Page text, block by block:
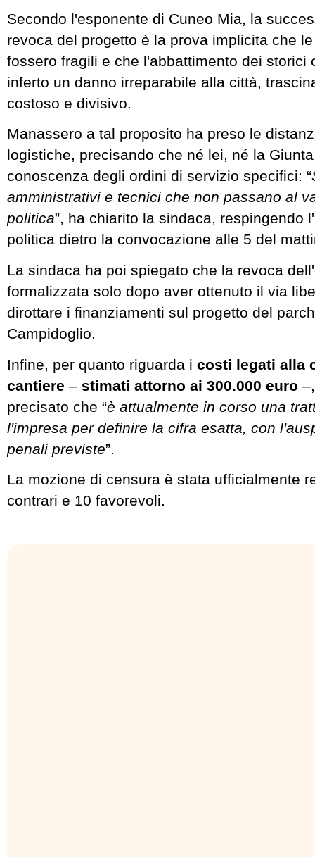
Secondo l'esponente di Cuneo Mia, la
revoca del progetto è la prova implicita che
fossero fragili e che l'abbattimento dei storici
inferto un danno irreparabile alla città,
costoso e divisivo.
Manassero a tal proposito ha preso le
logistiche, precisando che né lei, né la
conoscenza degli ordini di servizio specifici: “
amministrativi e tecnici che non passano al
politica”, ha chiarito la sindaca, respingendo
politica dietro la convocazione alle 5 del
La sindaca ha poi spiegato che la revoca
formalizzata solo dopo aver ottenuto il via
dirottare i finanziamenti sul progetto del
Campidoglio.
Infine, per quanto riguarda i costi legati alla
cantiere – stimati attorno ai 300.000 euro
precisato che “è attualmente in corso una
l'impresa per definire la cifra esatta, con
penali previste”.
La mozione di censura è stata ufficialmente
contrari e 10 favorevoli.